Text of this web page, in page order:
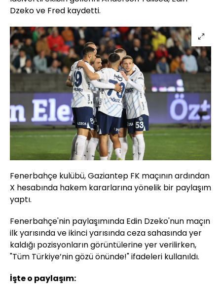
Dzeko ve Fred kaydetti.
Fenerbahçe kulübü, Gaziantep FK maçının ardından
X hesabında hakem kararlarına yönelik bir paylaşım
yaptı.
Fenerbahçe'nin paylaşımında Edin Dzeko'nun maçın
ilk yarısında ve ikinci yarısında ceza sahasında yer
kaldığı pozisyonların görüntülerine yer verilirken,
"Tüm Türkiye’nin gözü önünde!" ifadeleri kullanıldı.
İşte o paylaşım: